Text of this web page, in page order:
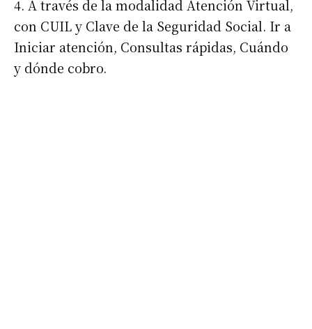
Nombre
Apellidos
4. A través de la modalidad Atención Virtual,
con CUIL y Clave de la Seguridad Social. Ir a
Iniciar atención, Consultas rápidas, Cuándo
y dónde cobro.